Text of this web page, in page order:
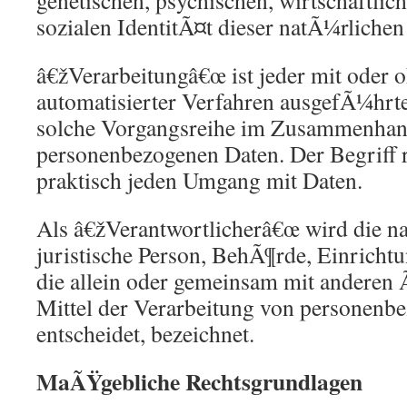
sozialen IdentitÃ¤t dieser natÃ¼rlichen
â€žVerarbeitungâ€œ ist jeder mit oder
automatisierter Verfahren
solche Vorgangsreihe im
personenbezogenen Daten. Der
praktisch jeden Umgang mit Daten.
Als â€žVerantwortlicherâ€œ wird die
juristische Person, BehÃ¶rde,
die allein oder gemeinsam mit
Mittel der Verarbeitung von
entscheidet, bezeichnet.
MaÃŸgebliche Rechtsgrundlagen